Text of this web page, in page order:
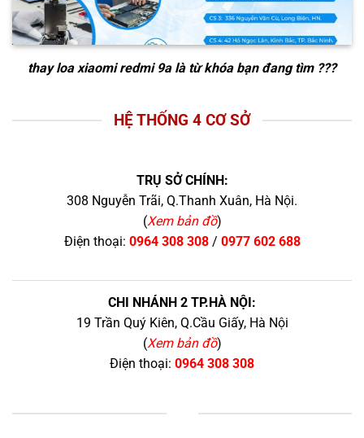
thay loa xiaomi redmi 9alà từ khóa bạn đang tìm ???
HỆ THỐNG 4 CƠ SỞ
TRỤ SỞ CHÍNH:
308 Nguyễn Trãi, Q.Thanh Xuân, Hà Nội.
(Xem bản đồ)
Điện thoại: 0964 308 308/ 0977 602 688
CHI NHÁNH 2 TP.HÀ NỘI:
19 Trần Quý Kiên, Q.Cầu Giấy, Hà Nội
(Xem bản đồ)
Điện thoại: 0964 308 308